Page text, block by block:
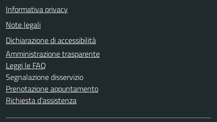
Informativa privacy
Note legali
Dichiarazione di accessibilità
Amministrazione trasparente
Leggi le FAQ
Segnalazione disservizio
Prenotazione appuntamento
Richiesta d'assistenza